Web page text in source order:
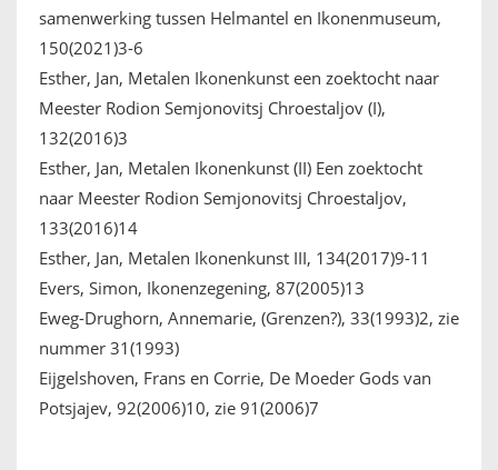
samenwerking tussen Helmantel en Ikonenmuseum,
150(2021)3-6
Esther, Jan, Metalen Ikonenkunst een zoektocht naar
Meester Rodion Semjonovitsj Chroestaljov (I),
132(2016)3
Esther, Jan, Metalen Ikonenkunst (II) Een zoektocht
naar Meester Rodion Semjonovitsj Chroestaljov,
133(2016)14
Esther, Jan, Metalen Ikonenkunst III, 134(2017)9-11
Evers, Simon, Ikonenzegening, 87(2005)13
Eweg-Drughorn, Annemarie, (Grenzen?), 33(1993)2, zie
nummer 31(1993)
Eijgelshoven, Frans en Corrie, De Moeder Gods van
Potsjajev, 92(2006)10, zie 91(2006)7